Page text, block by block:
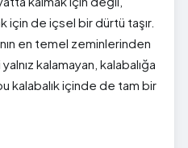
için de içsel bir dürtü taşır.
en temel zeminlerinden
kalamayan, kalabalığa
kalabalık içinde de tam bir